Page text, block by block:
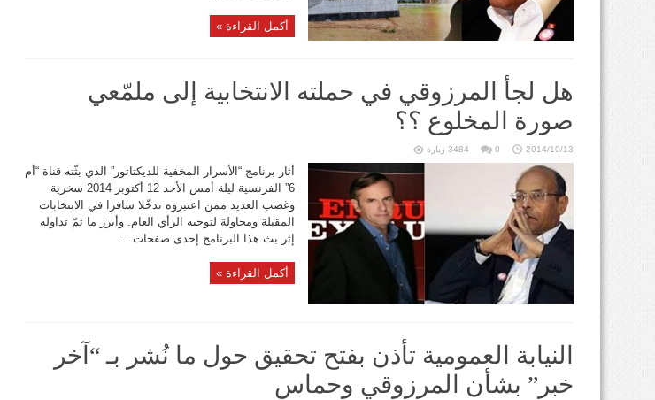
أكمل القراءة »
هل لجأ المرزوقي في حملته الانتخابية إلى ملمّعي
صورة المخلوع ؟؟
2014/10/13
0 3484 زيارة
أثار برنامج “الأسرار المخفية للديكتاتور” الذي بثّته قناة “أم
6” الفرنسية ليلة أمس الأحد 12 أكتوبر 2014 سخرية
وغضب العديد ممن اعتبروه تدخّلا سافرا في الانتخابات
المقبلة ومحاولة لتوجيه الرأي العام. وأبرز ما تمّ تداوله
إثر بث هذا البرنامج إحدى صفحات ...
أكمل القراءة »
النيابة العمومية تأذن بفتح تحقيق حول ما نُشر بـ “آخر
خبر” بشأن المرزوقي وحماس